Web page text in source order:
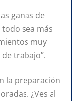
ganas de
sea más
muy
trabajo”.
la preparación
¿Ves al